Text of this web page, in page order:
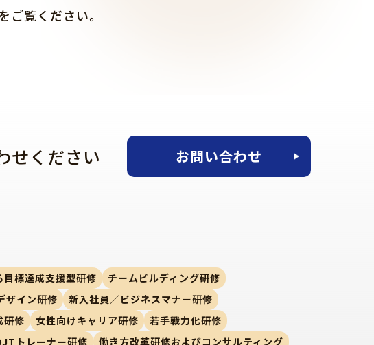
覧ください。
せください お問い合わせ
標達成支援型研修
チームビルディング研修
ザイン研修
新入社員／ビジネスマナー研修
研修
女性向けキャリア研修
若手戦力化研修
トレーナー研修 働き方改革研修およびコンサルティング